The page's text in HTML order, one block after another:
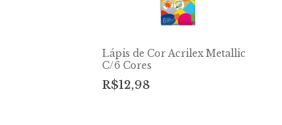
Lápis de Cor Acrilex Metallic
C/6 Cores
R$12,98